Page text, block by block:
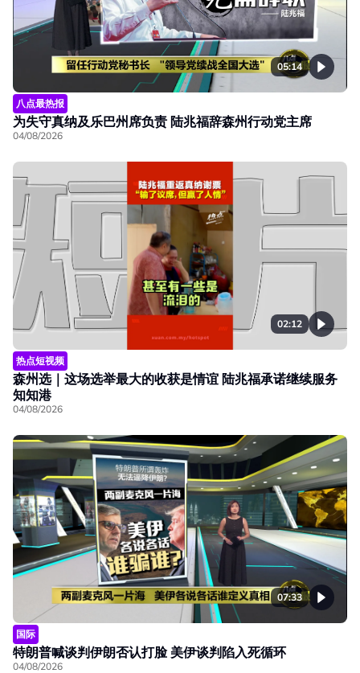
05:14
八点最热报
为失守真纳及乐巴州席负责 陆兆福辞森州行动党主席
04/08/2026
02:12
热点短视频
森州选｜这场选举最大的收获是情谊 陆兆福承诺继续服务
知知港
04/08/2026
07:33
国际
特朗普喊谈判伊朗否认打脸 美伊谈判陷入死循环
04/08/2026